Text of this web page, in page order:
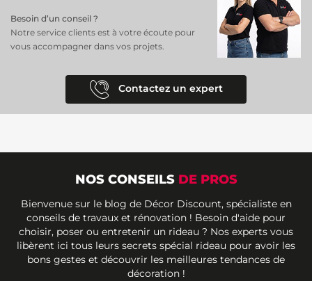
Besoin d’un conseil ?
Notre service clients est à votre écoute pour
vous accompagner dans vos projets.
Contactez un expert
NOS CONSEILS DE PROS
Bienvenue sur le blog de Décor Discount, spécialiste en
conseils de travaux et rénovation ! Besoin d'aide pour
choisir, poser ou entretenir un rideau ? Nos experts vous
libèrent ici tous leurs secrets spécial rideau pour avoir les
bons gestes et découvrir les meilleures tendances de
décoration !